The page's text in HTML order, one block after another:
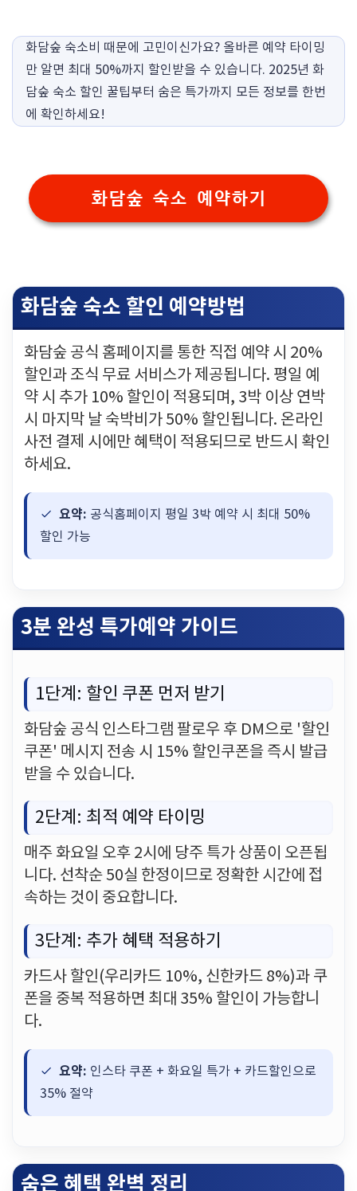
화담숲 숙소비 때문에 고민이신가요? 올바른 예약 타이밍
만 알면 최대 50%까지 할인받을 수 있습니다. 2025년 화
담숲 숙소 할인 꿀팁부터 숨은 특가까지 모든 정보를 한번
에 확인하세요!
화담숲 숙소 예약하기
화담숲 숙소 할인 예약방법
화담숲 공식 홈페이지를 통한 직접 예약 시 20%
할인과 조식 무료 서비스가 제공됩니다. 평일 예
약 시 추가 10% 할인이 적용되며, 3박 이상 연박
시 마지막 날 숙박비가 50% 할인됩니다. 온라인
사전 결제 시에만 혜택이 적용되므로 반드시 확인
하세요.
요약: 공식홈페이지 평일 3박 예약 시 최대 50%
할인 가능
3분 완성 특가예약 가이드
1단계: 할인 쿠폰 먼저 받기
화담숲 공식 인스타그램 팔로우 후 DM으로 '할인
쿠폰' 메시지 전송 시 15% 할인쿠폰을 즉시 발급
받을 수 있습니다.
2단계: 최적 예약 타이밍
매주 화요일 오후 2시에 당주 특가 상품이 오픈됩
니다. 선착순 50실 한정이므로 정확한 시간에 접
속하는 것이 중요합니다.
3단계: 추가 혜택 적용하기
카드사 할인(우리카드 10%, 신한카드 8%)과 쿠
폰을 중복 적용하면 최대 35% 할인이 가능합니
다.
요약: 인스타 쿠폰 + 화요일 특가 + 카드할인으로
35% 절약
숨은 혜택 완벽 정리